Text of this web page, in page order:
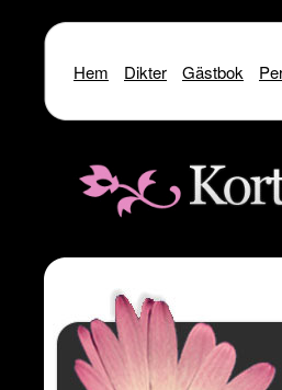
Warning: include() [function.include]: SSL
Warning
Warning
: include(http://
Warning : include() [
Hem Dikter Gästbok